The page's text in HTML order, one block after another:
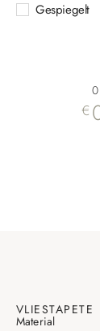
Gespiegelt
€
VLIESTAPETE
Material